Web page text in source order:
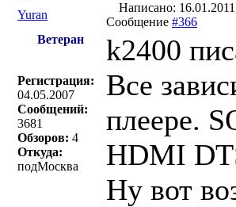
Yuran
Написано:
Сообщение #366
Ветеран
Регистрация:
04.05.2007
Сообщений:
3681
Обзоров: 4
Откуда:
подМосква
k2400
Все
плеере.
HDMI
Ну вот